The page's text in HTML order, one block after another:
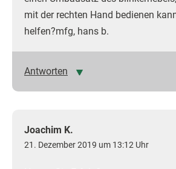
mit der rechten Hand bedienen
helfen?mfg, hans b.
Antworten
Joachim K.
21. Dezember 2019 um 13:12 Uhr